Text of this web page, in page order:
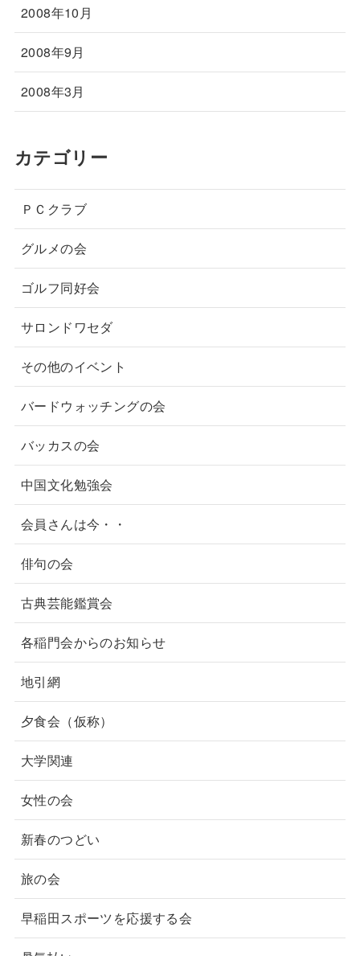
2008年10月
2008年9月
2008年3月
カテゴリー
ＰＣクラブ
グルメの会
ゴルフ同好会
サロンドワセダ
その他のイベント
バードウォッチングの会
バッカスの会
中国文化勉強会
会員さんは今・・
俳句の会
古典芸能鑑賞会
各稲門会からのお知らせ
地引網
夕食会（仮称）
大学関連
女性の会
新春のつどい
旅の会
早稲田スポーツを応援する会